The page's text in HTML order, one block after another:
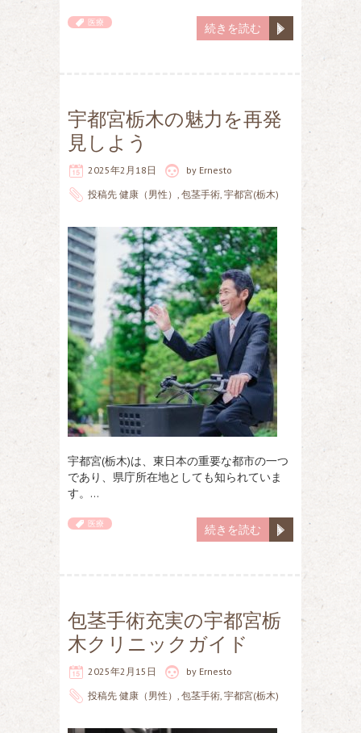
続きを読む
医療
宇都宮栃木の魅力を再発
見しよう
2025年2月18日 by Ernesto
投稿先 健康（男性） , 包茎手術, 宇都宮(栃木)
宇都宮(栃木)は、東日本の重要な都市の一つ
であり、県庁所在地としても知られていま
す。…
続きを読む
医療
包茎手術充実の宇都宮栃
木クリニックガイド
2025年2月15日 by Ernesto
投稿先 健康（男性） , 包茎手術, 宇都宮(栃木)